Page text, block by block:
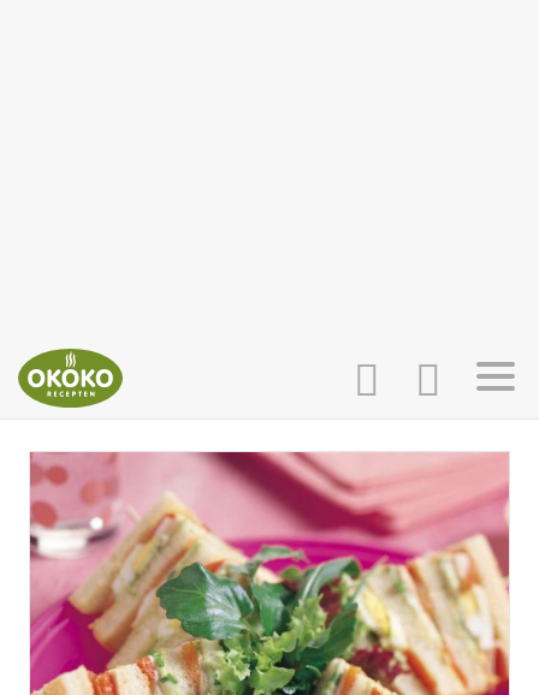
INLOGGEN
AANMELDEN
HOME
RECEPTEN
WEEKMENU'S